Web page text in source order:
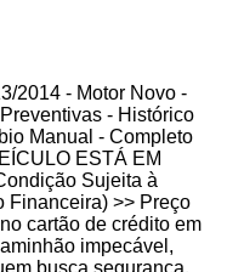
2014 - Motor Novo -
- Histórico
Manual - Completo
ESTÁ EM
Sujeita à
Financeira) >> Preço
cartão de crédito em
impecável,
busca segurança,